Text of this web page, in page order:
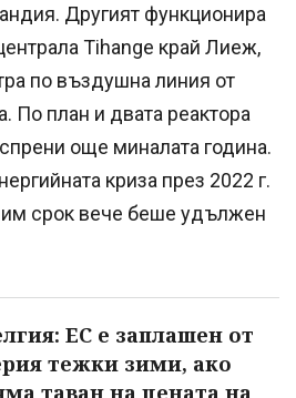
Другият функционира
Tihange край Лиеж,
по въздушна линия от
По план и двата реактора
още миналата година.
криза през 2022 г.
им срок вече беше удължен
ЕС е заплашен от
тежки зими, ако
таван на цената на